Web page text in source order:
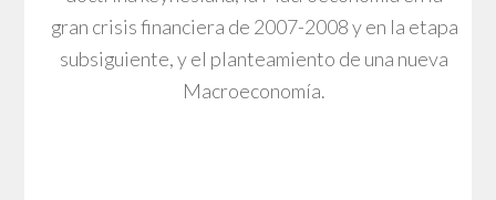
gran crisis financiera de 2007-2008 y en la etapa
subsiguiente, y el planteamiento de una nueva
Macroeconomía.